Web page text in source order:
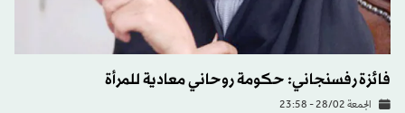
فائزة رفسنجاني: حكومة روحاني معادية للمرأة
الجمعة 28/02 - 23:58